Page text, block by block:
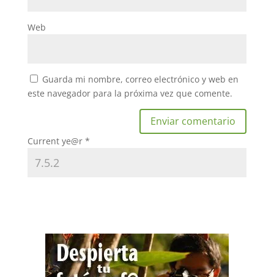
Web
Guarda mi nombre, correo electrónico y web en
este navegador para la próxima vez que comente.
Current ye@r *